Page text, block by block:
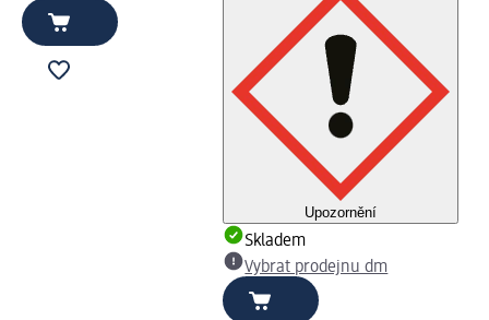
Upozornění
Skladem
Vybrat prodejnu dm